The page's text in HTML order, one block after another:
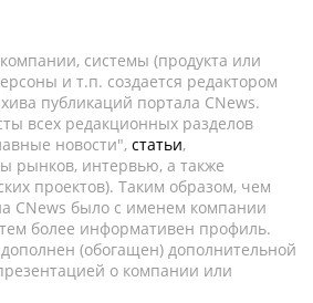
системы (продукта или
и т.п. создается редактором
публикаций портала CNews.
всех редакционных разделов
новости", статьи,
рынков, интервью, а также
проектов). Таким образом, чем
CNews было с именем компании
более информативен профиль.
(обогащен) дополнительной
о компании или